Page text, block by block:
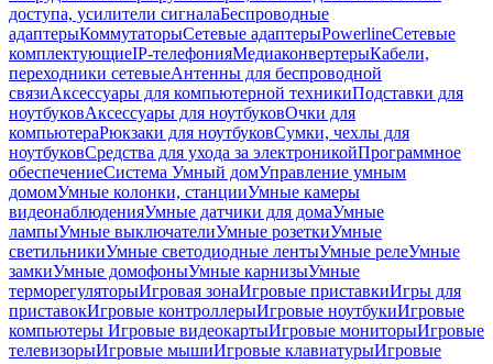
доступа, усилители сигналаБеспроводные
адаптерыКоммутаторыСетевые адаптерыPowerlineСетевые
комплектующиеIP-телефонияМедиаконвертерыКабели,
переходники сетевыеАнтенны для беспроводной
связиАксессуары для компьютерной техникиПодставки для
ноутбуковАксессуары для ноутбуковОчки для
компьютераРюкзаки для ноутбуковСумки, чехлы для
ноутбуковСредства для ухода за электроникойПрограммное
обеспечениеСистема Умный домУправление умным
домомУмные колонки, станцииУмные камеры
видеонаблюденияУмные датчики для домаУмные
лампыУмные выключателиУмные розеткиУмные
светильникиУмные светодиодные лентыУмные релеУмные
замкиУмные домофоныУмные карнизыУмные
терморегуляторыИгровая зонаИгровые приставкиИгры для
приставокИгровые контроллерыИгровые ноутбукиИгровые
компьютеры Игровые видеокартыИгровые мониторыИгровые
телевизорыИгровые мышиИгровые клавиатурыИгровые